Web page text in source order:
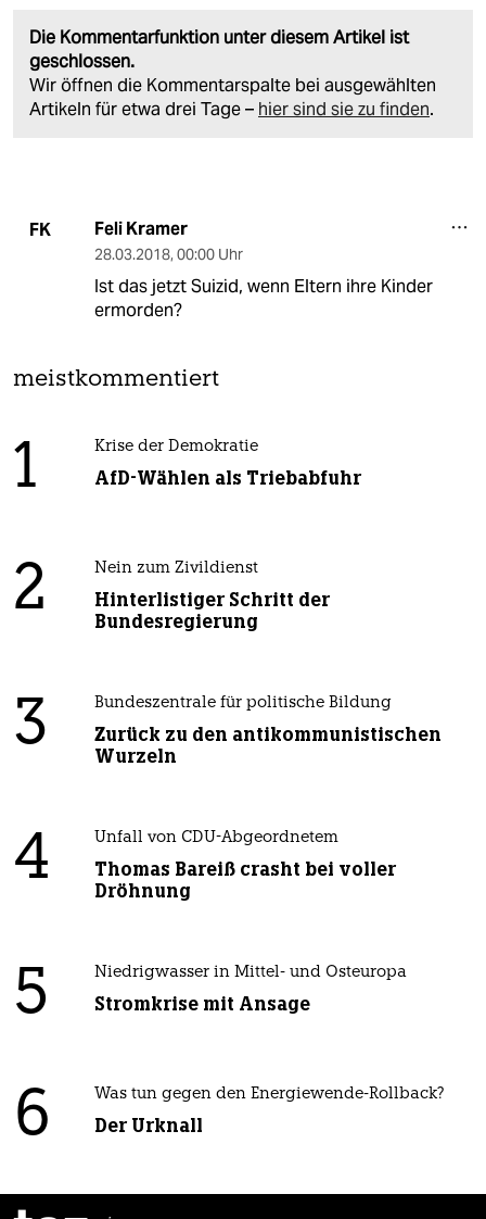
Die Kommentarfunktion unter diesem Artikel ist
geschlossen.
Wir öffnen die Kommentarspalte bei ausgewählten
Artikeln für etwa drei Tage – hier sind sie zu finden.
FK Feli Kramer
28.03.2018, 00:00 Uhr
Ist das jetzt Suizid, wenn Eltern ihre Kinder
ermorden?
meistkommentiert
1 Krise der Demokratie
AfD-Wählen als Triebabfuhr
2 Nein zum Zivildienst
Hinterlistiger Schritt der
Bundesregierung
3 Bundeszentrale für politische Bildung
Zurück zu den antikommunistischen
Wurzeln
4 Unfall von CDU-Abgeordnetem
Thomas Bareiß crasht bei voller
Dröhnung
5 Niedrigwasser in Mittel- und Osteuropa
Stromkrise mit Ansage
6 Was tun gegen den Energiewende-Rollback?
Der Urknall